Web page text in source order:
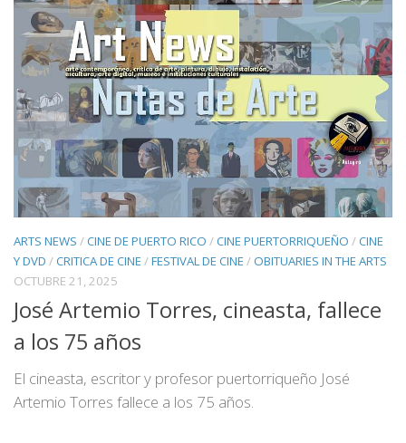
ARTS NEWS /CINE DE PUERTO RICO /CINE PUERTORRIQUEÑO /CINE
Y DVD /CRITICA DE CINE /FESTIVAL DE CINE / OBITUARIES IN THE ARTS
OCTUBRE 21, 2025
José Artemio Torres, cineasta, fallece
a los 75 años
El cineasta, escritor y profesor puertorriqueño José
Artemio Torres fallece a los 75 años.